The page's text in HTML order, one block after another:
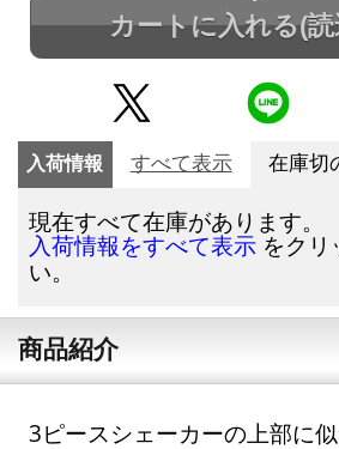
カートに入れる(
入荷情報 すべて表示 在庫切
現在すべて在庫があります。
入荷情報をすべて表示 をクリ
い。
商品紹介
3ピースシェーカーの上部に